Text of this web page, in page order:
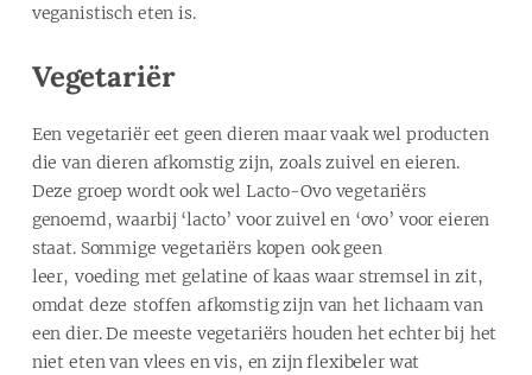
veganistisch eten is.
Vegetariër
Een vegetariër eet geen dieren maar vaak wel producten
die van dieren afkomstig zijn, zoals zuivel en eieren.
Deze groep wordt ook wel Lacto-Ovo vegetariërs
genoemd, waarbij ‘lacto’ voor zuivel en ‘ovo’ voor eieren
staat. Sommige vegetariërs kopen ook geen
leer, voeding met gelatine of kaas waar stremsel in zit,
omdat deze stoffen afkomstig zijn van het lichaam van
een dier. De meeste vegetariërs houden het echter bij het
niet eten van vlees en vis, en zijn flexibeler wat